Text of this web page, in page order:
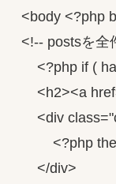
<body <?php
<!-- postsを全
<?php if (
<h2><a
<div
<?php
</div>